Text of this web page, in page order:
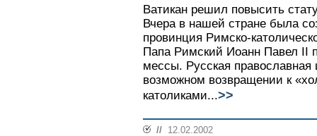
Ватикан решил повысить
Вчера в нашей стране была
провинция Римско-
Папа Римский Иоанн Павел II
мессы. Русская
возможном возвращении к
католиками...>>
// 12.02.2002